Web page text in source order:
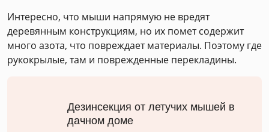
Интересно, что мыши напрямую не вредят
деревянным конструкциям, но их помет содержит
много азота, что повреждает материалы. Поэтому где
рукокрылые, там и поврежденные перекладины.
Дезинсекция от летучих мышей в
дачном доме